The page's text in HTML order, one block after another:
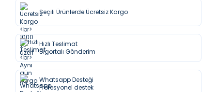
Seçili Ürünlerde Ücretsiz Kargo
Hızlı Teslimat
Sigortalı Gönderim
Whatsapp Desteği
Profesyonel destek